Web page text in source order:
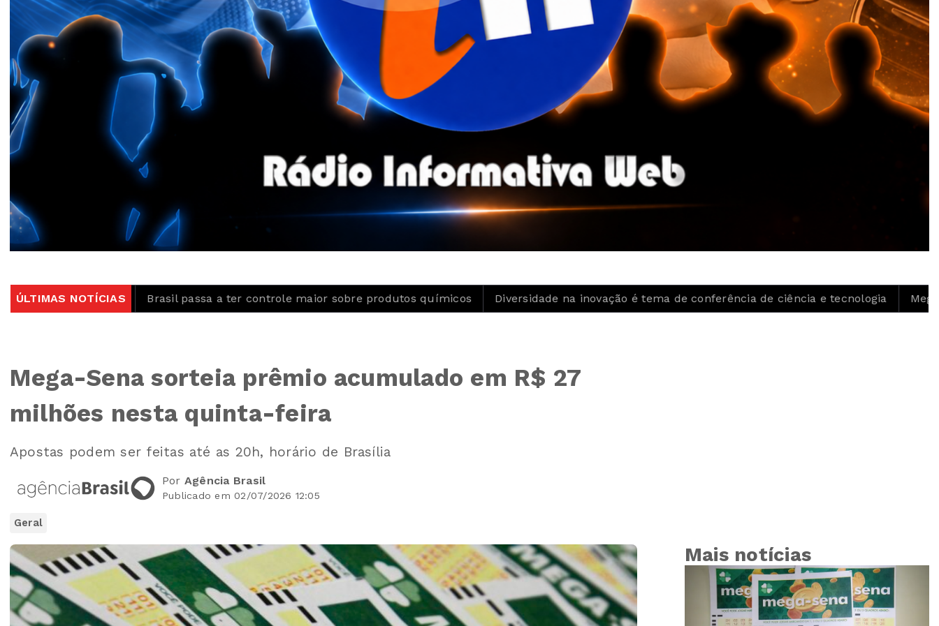
ÚLTIMAS NOTÍCIAS
Brasil passa a ter controle maior sobre produtos químicos Diversidade na inovação é tema de conferência de ciência e tecnologia Mega Sena
Mega-Sena sorteia prêmio acumulado em R$ 27
milhões nesta quinta-feira
Apostas podem ser feitas até as 20h, horário de Brasília
Por Agência Brasil
Publicado em 02/07/2026 12:05
Geral
Mais notícias